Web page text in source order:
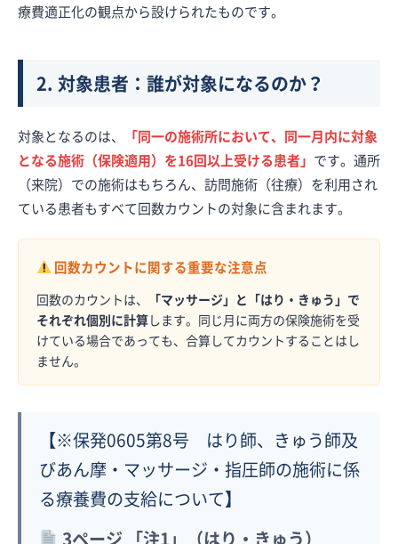
療費適正化の観点から設けられたものです。
2. 対象患者：誰が対象になるのか？
対象となるのは、
「同一の施術所において、同一月内に対象
となる施術（保険適用）を16回以上受ける患者」 です。通所
（来院）での施術はもちろん、訪問施術（往療）を利用され
ている患者もすべて回数カウントの対象に含まれます。
回数カウントに関する重要な注意点
回数のカウントは、
「マッサージ」と「はり・きゅう」で
それぞれ個別に計算します。同じ月に両方の保険施術を受
けている場合であっても、合算してカウントすることはし
ません。
【※保発0605第8号 はり師、きゅう師及
びあん摩・マッサージ・指圧師の施術に係
る療養費の支給について】
3ページ 「注1」（はり・きゅう）